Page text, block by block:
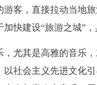
游客，直接拉动当地
加快建设“旅游之城”，
其是高雅的音乐，
以社会主义先进文化